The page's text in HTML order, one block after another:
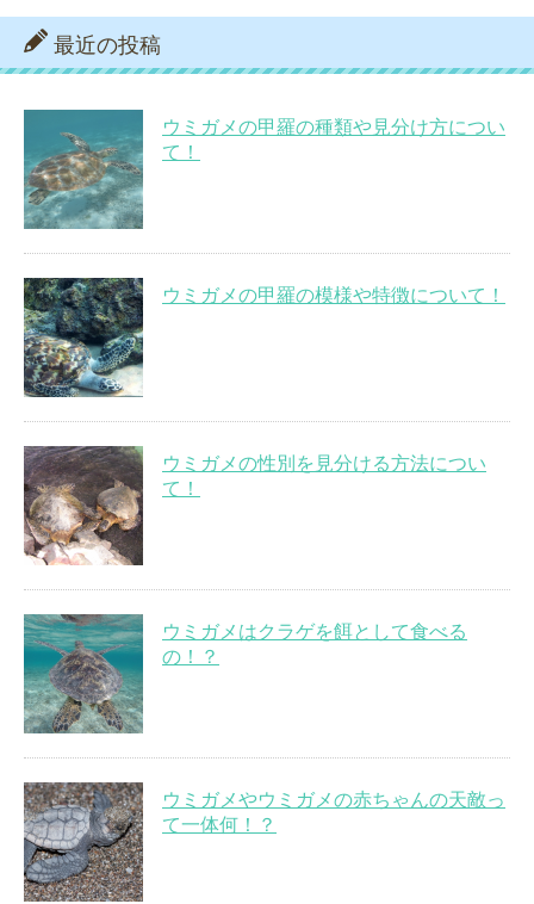
最近の投稿
ウミガメの甲羅の種類や見分け方につい
て！
ウミガメの甲羅の模様や特徴について！
ウミガメの性別を見分ける方法につい
て！
ウミガメはクラゲを餌として食べる
の！？
ウミガメやウミガメの赤ちゃんの天敵っ
て一体何！？